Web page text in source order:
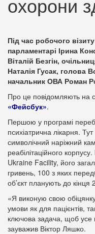
Під час робочого
парламентарі Ірина
Віталій Безгін,
Наталія Гусак, голова
начальник ОВА Роман
Про це повідомляють на
«Фейсбук».
Першою у програмі
психіатрична лікарня.
символічний наріжний
реабілітаційного
Ukraine Facility, його
гривень, 100 з яких
об’єкт планують до кінця
«Я виконую свою
умови як для пацієнтів,
ключова задача, щоб усе
зауважив Віктор Ляшко.